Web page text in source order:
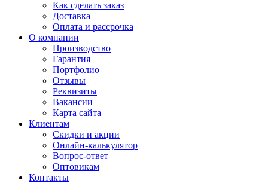
Как сделать заказ
Доставка
Оплата и рассрочка
О компании
Производство
Гарантия
Портфолио
Отзывы
Реквизиты
Вакансии
Карта сайта
Клиентам
Скидки и акции
Онлайн-калькулятор
Вопрос-ответ
Оптовикам
Контакты